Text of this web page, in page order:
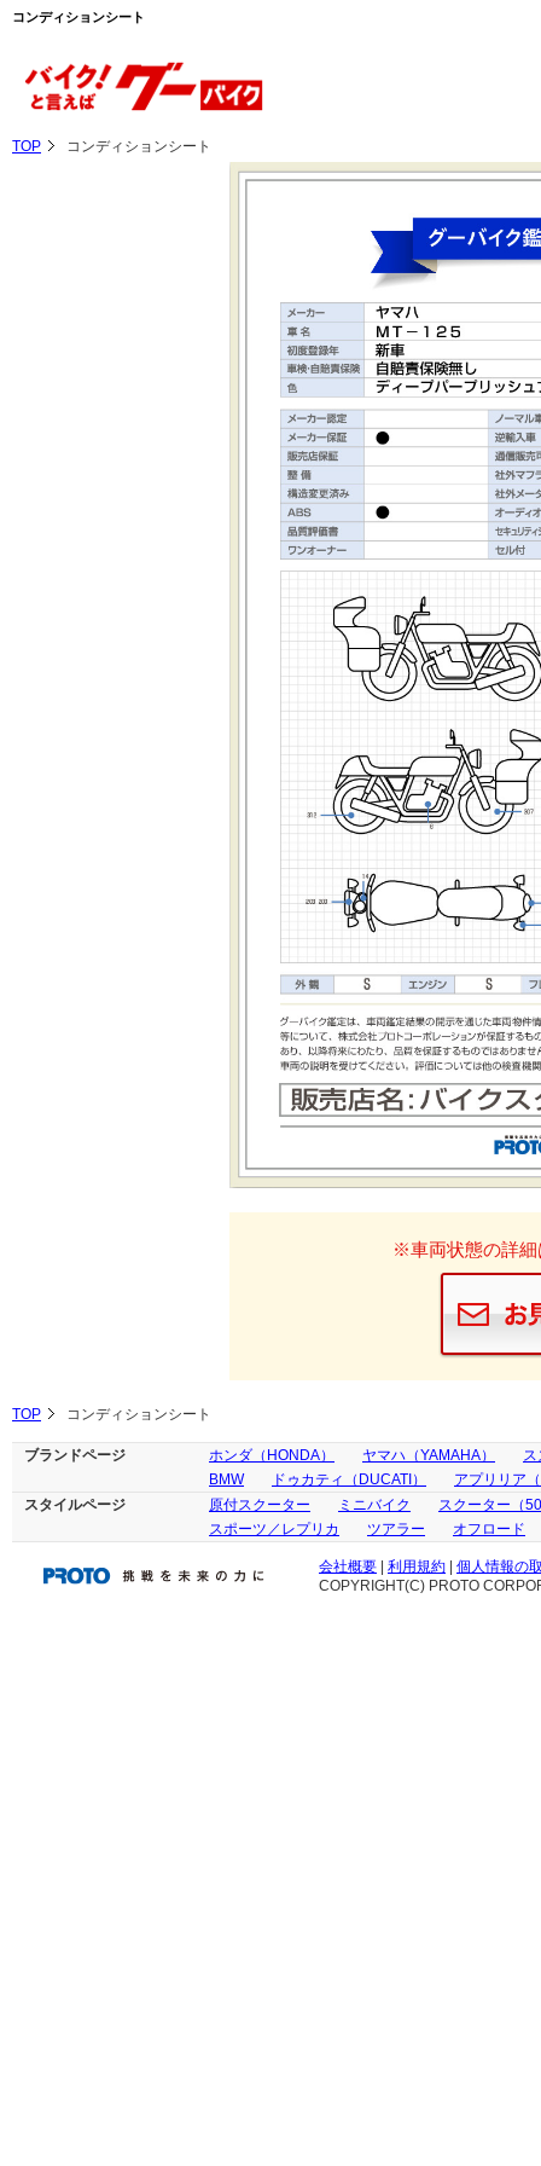
コンディションシート
TOP コンディションシート
※車両状態の詳細
TOP コンディションシート
ブランドページ ホンダ（HONDA） ヤマハ（YAMAHA）
ス
BMW
ドゥカティ（DUCATI）
アプリリア
スタイルページ
原付スクーター ミニバイク
スクーター（
スポーツ／レプリカ
ツアラー オフロード
会社概要 利用規約
個人情報の
COPYRIGHT(C) PROTO